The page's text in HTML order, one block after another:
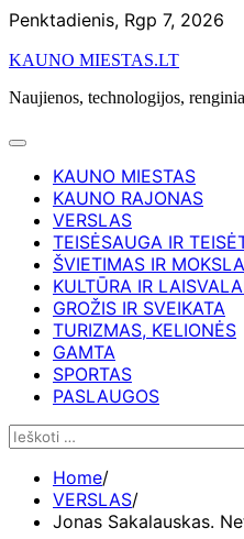
Skip
content
Penktadienis, Rgp 7, 2026
KAUNO MIESTAS.LT
Naujienos, technologijos,
KAUNO MIESTAS
KAUNO RAJONAS
VERSLAS
TEISĖSAUGA IR
ŠVIETIMAS IR
KULTŪRA IR
GROŽIS IR SVEIKATA
TURIZMAS, KELIONĖS
GAMTA
SPORTAS
PASLAUGOS
Ieškoti:
Home
VERSLAS
Jonas Sakalauskas.